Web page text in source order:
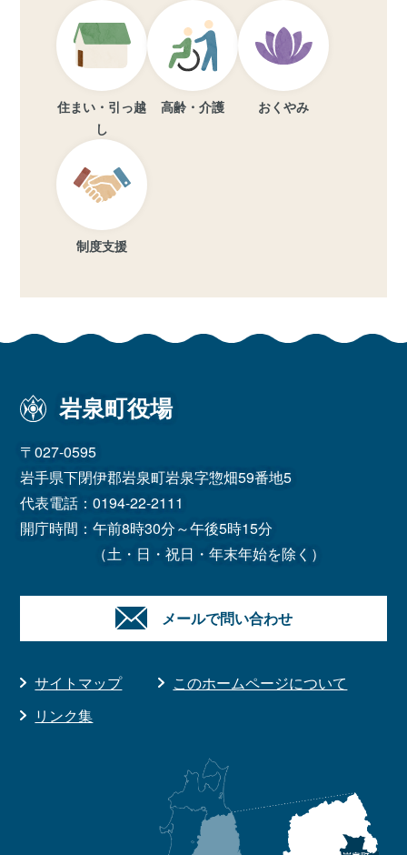
住まい・引っ越
し
高齢・介護 おくやみ
制度支援
岩泉町役場
〒027-0595
岩手県下閉伊郡岩泉町岩泉字惣畑59番地5
代表電話：0194-22-2111
開庁時間：午前8時30分～午後5時15分
（土・日・祝日・年末年始を除く）
メールで問い合わせ
サイトマップ
このホームページについて
リンク集